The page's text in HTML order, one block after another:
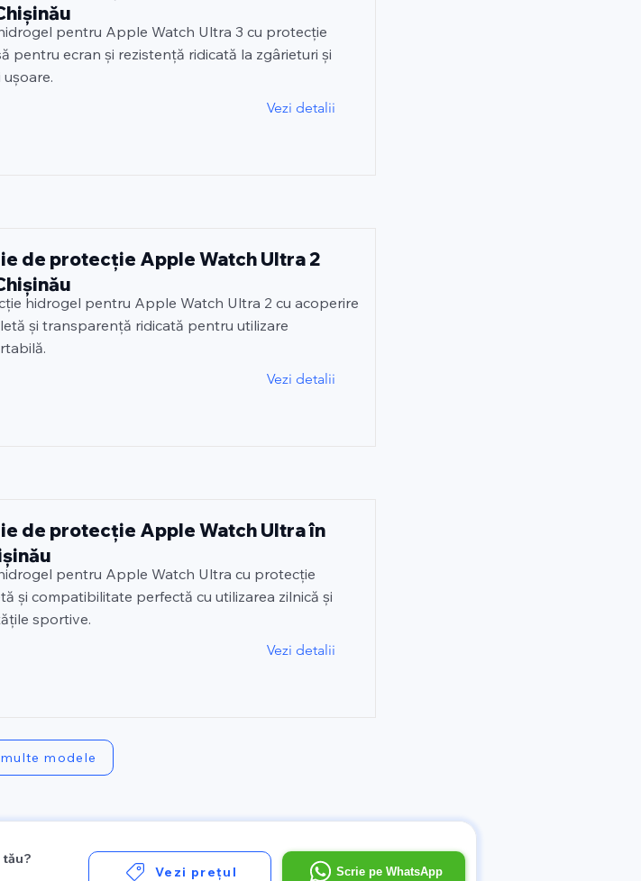
pentru Apple Watch Ultra 3 cu protecție
pentru ecran și rezistență ridicată la zgârieturi și
ușoare.
Vezi detalii
de protecție Apple Watch Ultra 2
hidrogel pentru Apple Watch Ultra 2 cu acoperire
și transparență ridicată pentru utilizare
Vezi detalii
de protecție Apple Watch Ultra în
pentru Apple Watch Ultra cu protecție
și compatibilitate perfectă cu utilizarea zilnică și
sportive.
Vezi detalii
modele
Vezi prețul Scrie pe WhatsApp